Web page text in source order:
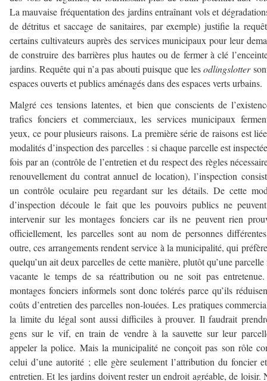
La mauvaise fréquentation des jardins entraînant vols et
de détritus et saccage de sanitaires, par exemple) justifie la
certains cultivateurs auprès des services municipaux pour leur
de construire des barrières plus hautes ou de fermer à clé
jardins. Requête qui n’a pas abouti puisque que lesodlingslotter
espaces ouverts et publics aménagés dans des espaces verts urbains.
Malgré ces tensions latentes, et bien que conscients de
trafics fonciers et commerciaux, les services municipaux
yeux, ce pour plusieurs raisons. La première série de raisons est
modalités d’inspection des parcelles : si chaque parcelle est
fois par an (contrôle de l’entretien et du respect des règles
renouvellement du contrat annuel de location), l’inspection
un contrôle oculaire peu regardant sur les détails. De cette
d’inspection découle le fait que les pouvoirs publics ne
intervenir sur les montages fonciers car ils ne peuvent rien
officiellement, les parcelles sont au nom de personnes
outre, ces arrangements rendent service à la municipalité, qui
quelqu’un ait deux parcelles de cette manière, plutôt qu’une parcelle
vacante le temps de sa réattribution ou ne soit pas
montages fonciers informels sont donc tolérés parce qu’ils
coûts d’entretien des parcelles non-louées. Les pratiques
la limite du légal sont aussi difficiles à prouver. Il faudrait
gens sur le vif, en train de vendre à la sauvette sur leur
appeler la police. Mais la municipalité ne conçoit pas son rôle
celui d’une autorité ; elle gère seulement l’attribution du foncier
entretien. Et les jardins doivent rester un endroit agréable, de loisir.